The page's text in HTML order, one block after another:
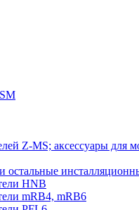
Z-MS; аксессуары для
остальные
HNB
mRB4, mRB6